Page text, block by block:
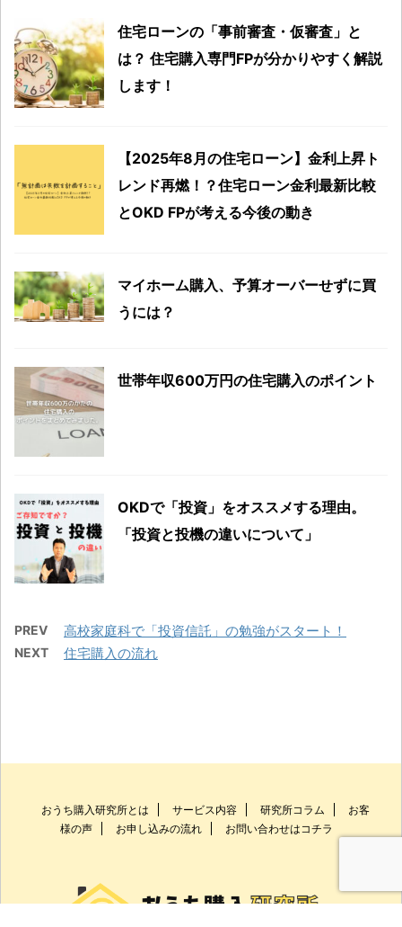
住宅ローンの「事前審査・仮審査」と
は？ 住宅購入専門FPが分かりやすく解説
します！
【2025年8月の住宅ローン】金利上昇ト
レンド再燃！？住宅ローン金利最新比較
とOKD FPが考える今後の動き
マイホーム購入、予算オーバーせずに買
うには？
世帯年収600万円の住宅購入のポイント
OKDで「投資」をオススメする理由。
「投資と投機の違いについて」
PREV 高校家庭科で「投資信託」の勉強がスタート！
NEXT 住宅購入の流れ
おうち購入研究所とは サービス内容 研究所コラム
お客
様の声
お申し込みの流れ お問い合わせはコチラ